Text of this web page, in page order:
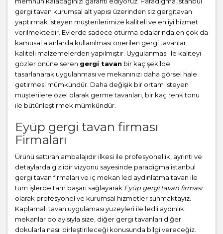
gergi tavan kurumsal alt yapısı üzerinden siz gergitavan
yaptırmak isteyen müşterilerimize kaliteli ve en iyi hizmet
verilmektedir. Evlerde sadece oturma odalarında,en çok da
kamusal alanlarda kullanılması önerilen gergi tavanlar
kaliteli malzemelerden yapılmıştır. Uygulanması ile kaliteyi
gözler önüne seren gergi tavan bir kaç şekilde
tasarlanarak uygulanması ve mekanınızı daha görsel hale
getirmesi mümkündür. Daha değişik bir ortam isteyen
müşterilere özel olarak germe tavanları, bir kaç renk tonu
ile bütünleştirmek mümkündür.
Eyüp gergi tavan firması
Firmaları
Ürünü sattıran ambalajıdır ilkesi ile profesyonellik, ayrıntı ve
detaylarda gizlidir vizyonu sayesinde paradigma istanbul
gergi tavan firmaları ve iç mekan led aydınlatma tavan ile
tüm işlerde tam başarı sağlayarak Eyüp gergi tavan firması
olarak profesyonel ve kurumsal hizmetler sunmaktayız.
Kaplamalı tavan uygulaması yüzeyleri ile ledli aydınlık
mekanlar dolayısıyla size, diğer gergi tavanları diğer
dokularla nasıl birleştirileceği konusunda bilgi vereceğiz.